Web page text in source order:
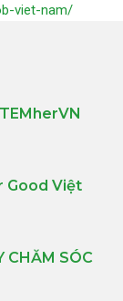
viet-nam/
Good Việt
CHĂM SÓC